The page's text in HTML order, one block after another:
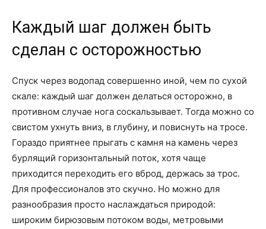
Каждый шаг должен быть
сделан с осторожностью
Спуск через водопад совершенно иной, чем по сухой
скале: каждый шаг должен делаться осторожно, в
противном случае нога соскальзывает. Тогда можно со
свистом ухнуть вниз, в глубину, и повиснуть на тросе.
Гораздо приятнее прыгать с камня на камень через
бурлящий горизонтальный поток, хотя чаще
приходится переходить его вброд, держась за трос.
Для профессионалов это скучно. Но можно для
разнообразия просто наслаждаться природой:
широким бирюзовым потоком воды, метровыми